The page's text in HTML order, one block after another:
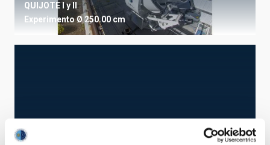
QUIJOTE I y II
ExperimentoØ 250.00 cm